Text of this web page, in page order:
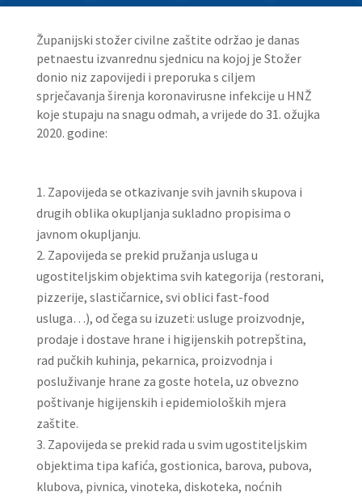
Županijski stožer civilne zaštite održao je danas
petnaestu izvanrednu sjednicu na kojoj je Stožer
donio niz zapovijedi i preporuka s ciljem
sprječavanja širenja koronavirusne infekcije u HNŽ
koje stupaju na snagu odmah, a vrijede do 31. ožujka
2020. godine:
Zapovijeda se otkazivanje svih javnih skupova i
drugih oblika okupljanja sukladno propisima o
javnom okupljanju.
Zapovijeda se prekid pružanja usluga u
ugostiteljskim objektima svih kategorija (restorani,
pizzerije, slastičarnice, svi oblici fast-food
usluga…), od čega su izuzeti: usluge proizvodnje,
prodaje i dostave hrane i higijenskih potrepština,
rad pučkih kuhinja, pekarnica, proizvodnja i
posluživanje hrane za goste hotela, uz obvezno
poštivanje higijenskih i epidemioloških mjera
zaštite.
Zapovijeda se prekid rada u svim ugostiteljskim
objektima tipa kafića, gostionica, barova, pubova,
klubova, pivnica, vinoteka, diskoteka, noćnih